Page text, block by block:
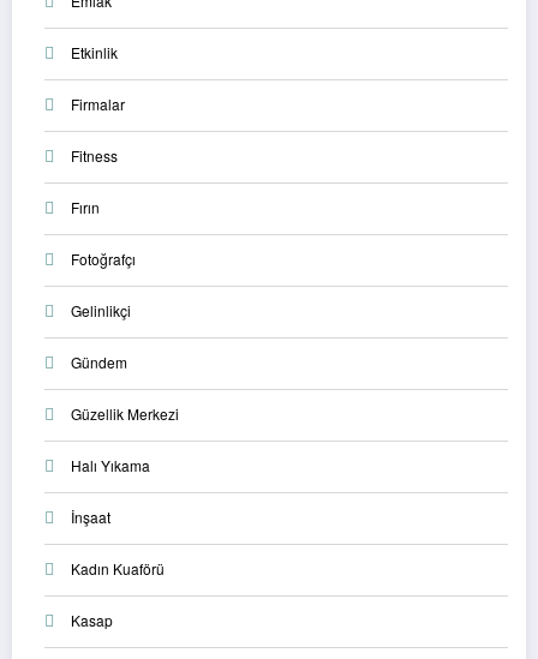
Etkinlik
Firmalar
Fitness
Fırın
Fotoğrafçı
Gelinlikçi
Gündem
Güzellik Merkezi
Halı Yıkama
İnşaat
Kadın Kuaförü
Kasap